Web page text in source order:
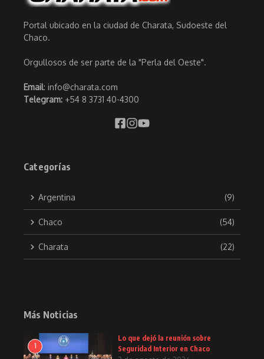
Portal ubicado en la ciudad de Charata, Sudoeste del
Chaco.
Orgullosos de ser parte de la "Perla del Oeste".
Email: info@charata.com
Telegram: +54 8 3731 40-4300
Categorías
Argentina (9)
Chaco (54)
Charata (22)
Más Noticias
1
Lo que dejó la reunión sobre
Seguridad Interior en Chaco